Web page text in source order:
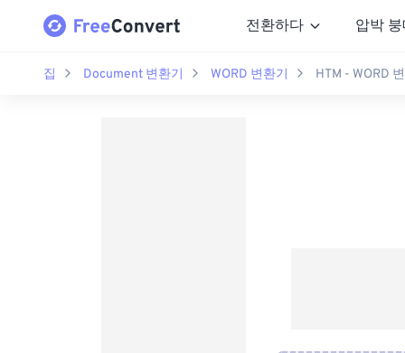
전환하다 압박
집 Document 변환기 WORD 변환기 HTM - WORD